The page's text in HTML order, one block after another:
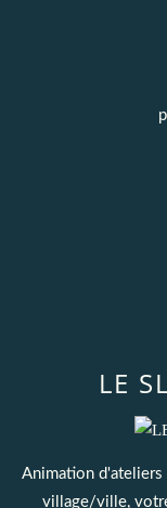
LE
Animation d'ateliers
village/ville,